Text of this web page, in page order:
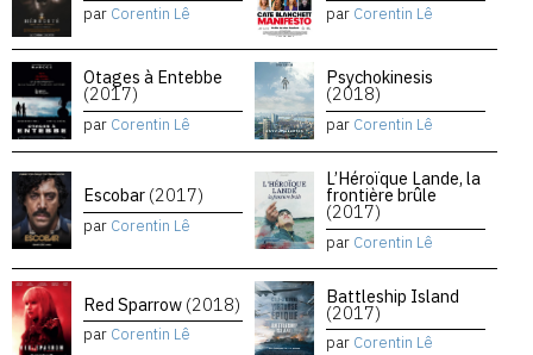
par Corentin Lê par Corentin Lê
Otages à Entebbe
(2017)
par Corentin Lê
Psychokinesis
(2018)
par Corentin Lê
Escobar (2017)
par Corentin Lê
L’Héroïque Lande, la
frontière brûle
(2017)
par Corentin Lê
Red Sparrow (2018)
par Corentin Lê
Battleship Island
(2017)
par Corentin Lê